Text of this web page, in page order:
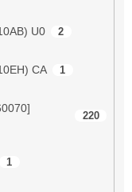
U0 2
CA 1
220
1